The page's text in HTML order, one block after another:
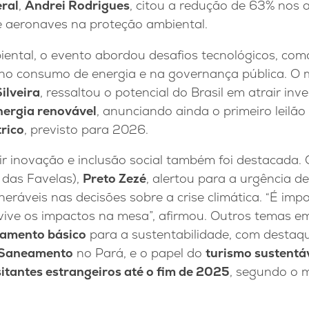
, Andrei Rodrigues, citou a redução de 63% nos
aeronaves na proteção ambiental.
o evento abordou desafios tecnológicos,
consumo de energia e na governança pública. O
, ressaltou o potencial do Brasil em atrair
renovável, anunciando ainda o primeiro
, previsto para 2026.
inovação e inclusão social também foi destacada.
Favelas), Preto Zezé, alertou para a urgência
nas decisões sobre a crise climática. “É
os impactos na mesa”, afirmou. Outros temas
básico para a sustentabilidade, com
no Pará, e o papel do turismo
estrangeiros até o fim de 2025, segundo o